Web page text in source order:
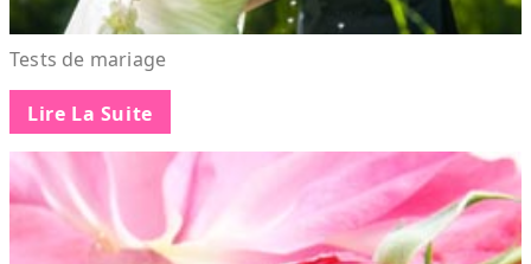
Tests de mariage
Lire La Suite